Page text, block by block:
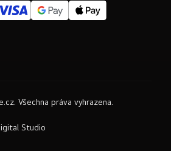
Studio
. Všechna práva vyhrazena.